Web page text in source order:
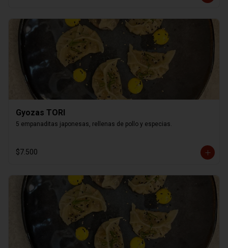
Gyozas TORI
5 empanaditas japonesas, rellenas de pollo y especias.
$7.500